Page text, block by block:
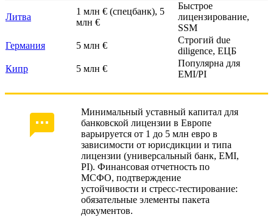
Литва
1 млн € (спецбанк), 5
млн €
Быстрое
лицензирование,
SSM
Германия
5 млн €
Строгий due
diligence, ЕЦБ
Кипр
5 млн €
Популярна для
EMI/PI
Минимальный уставный капитал для
банковской лицензии в Европе
варьируется от 1 до 5 млн евро в
зависимости от юрисдикции и типа
лицензии (универсальный банк, EMI,
PI). Финансовая отчетность по
МСФО, подтверждение
устойчивости и стресс-тестирование:
обязательные элементы пакета
документов.